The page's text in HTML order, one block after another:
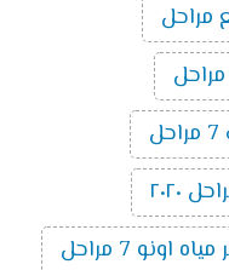
مراحل
اونو 7 مراحل